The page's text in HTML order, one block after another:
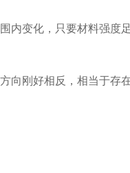
变化，只要材料强度足
刚好相反，相当于存在